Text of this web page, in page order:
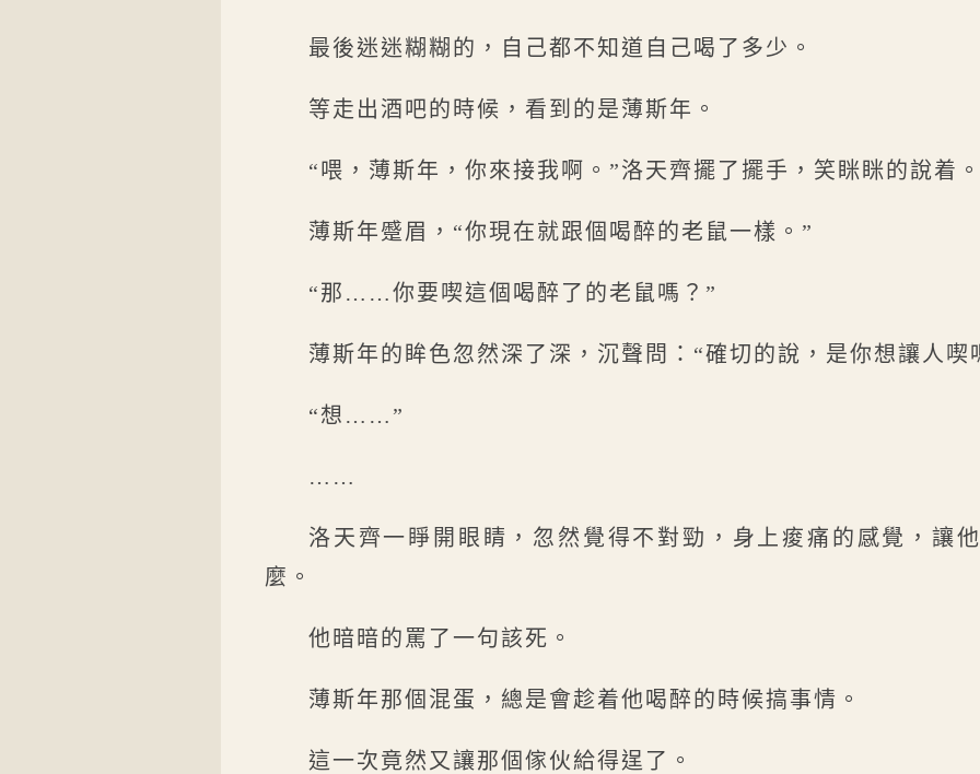
最後迷迷糊糊的，自己都不知道自己喝了多少。
等走出酒吧的時候，看到的是薄斯年。
“喂，薄斯年，你來接我啊。”洛天齊擺了擺手，笑眯眯的說着。
薄斯年蹙眉，“你現在就跟個喝醉的老鼠一樣。”
“那……你要喫這個喝醉了的老鼠嗎？”
薄斯年的眸色忽然深了深，沉聲問：“確切的說，是你想讓人喫
“想……”
……
洛天齊一睜開眼睛，忽然覺得不對勁，身上痠痛的感覺，讓
麼。
他暗暗的罵了一句該死。
薄斯年那個混蛋，總是會趁着他喝醉的時候搞事情。
這一次竟然又讓那個傢伙給得逞了。